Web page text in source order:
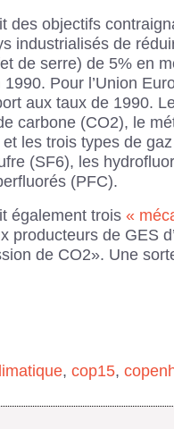
des objectifs
industrialisés de
de serre) de 5% en
Pour l’Union
aux taux de 1990.
carbone (CO2), le
les trois types de
(SF6), les
(PFC).
également trois «
producteurs de GES
de CO2». Une
, cop15,